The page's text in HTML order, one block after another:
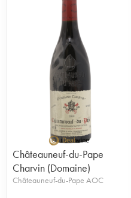
Châteauneuf-du-Pape
Charvin (Domaine)
Châteauneuf-du-Pape AOC